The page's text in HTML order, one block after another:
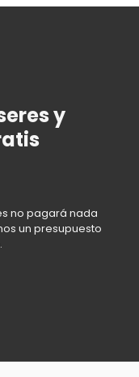
y
no pagará nada
un presupuesto